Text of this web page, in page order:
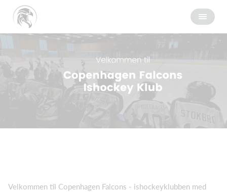
Velkommen til Copenhagen Falcons - ishockeyklubben med